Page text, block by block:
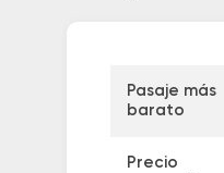
Pasaje más
barato
Precio